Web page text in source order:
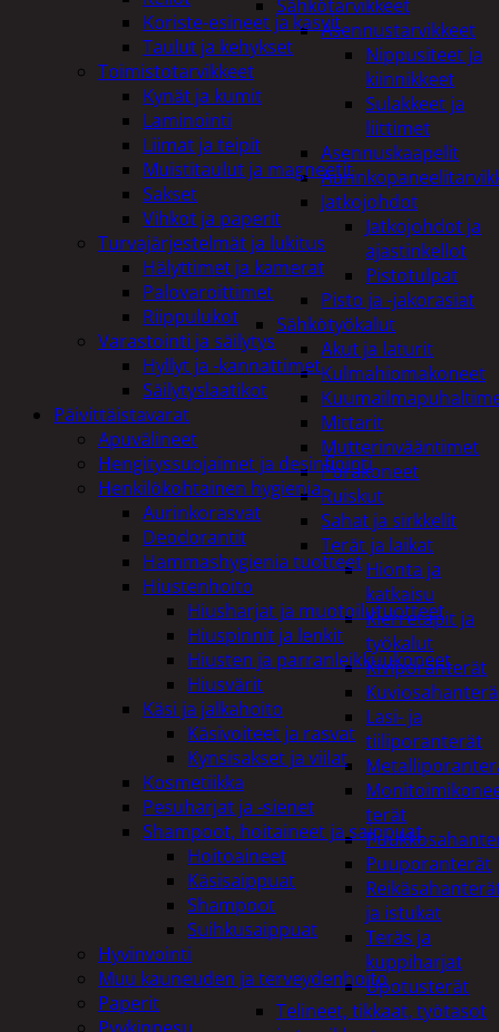
Sähkötarvikkeet
Asennustarvikkeet
Nippusiteet ja
kiinnikkeet
Sulakkeet ja
liittimet
Asennuskaapelit
Jatkojohdot
Jatkojohdot ja
ajastinkellot
Pistotulpat
Pisto ja -jakorasiat
Sähkötyökalut
Akut ja laturit
Kulmahiomakoneet
Mittarit
Mutterinvääntimet
Porakoneet
Ruiskut
Sahat ja sirkkelit
Terät ja laikat
Hionta ja
katkaisu
Kierretapit ja
työkalut
Kiviporanterät
Kuviosahanterä
Lasi- ja
tiiliporanterät
terät
Puuporanterät
ja istukat
Teräs ja
kuppiharjat
Upotusterät
Telineet, tikkaat, työtasot
Koriste-esineet ja kasvit
Taulut ja kehykset
Toimistotarvikkeet
Kynät ja kumit
Laminointi
Liimat ja teipit
Muistitaulut ja magneetit
Sakset
Vihkot ja paperit
Turvajärjestelmät ja lukitus
Hälyttimet ja kamerat
Palovaroittimet
Riippulukot
Varastointi ja säilytys
Hyllyt ja -kannattimet
Säilytyslaatikot
Päivittäistavarat
Apuvälineet
Hengityssuojaimet ja desinfiointi
Henkilökohtainen hygienia
Aurinkorasvat
Deodorantit
Hammashygienia tuotteet
Hiustenhoito
Hiusharjat ja muotoilutuotteet
Hiuspinnit ja lenkit
Hiusten ja parranleikkuukoneet
Hiusvärit
Käsi ja jalkahoito
Käsivoiteet ja rasvat
Kynsisakset ja viilat
Kosmetiikka
Pesuharjat ja -sienet
Shampoot, hoitaineet ja saippuat
Hoitoaineet
Käsisaippuat
Shampoot
Suihkusaippuat
Hyvinvointi
Muu kauneuden ja terveydenhoito
Paperit